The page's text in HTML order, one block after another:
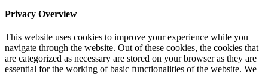
Privacy Overview
This website uses cookies to improve your experience while you
navigate through the website. Out of these cookies, the cookies that
are categorized as necessary are stored on your browser as they are
essential for the working of basic functionalities of the website. We